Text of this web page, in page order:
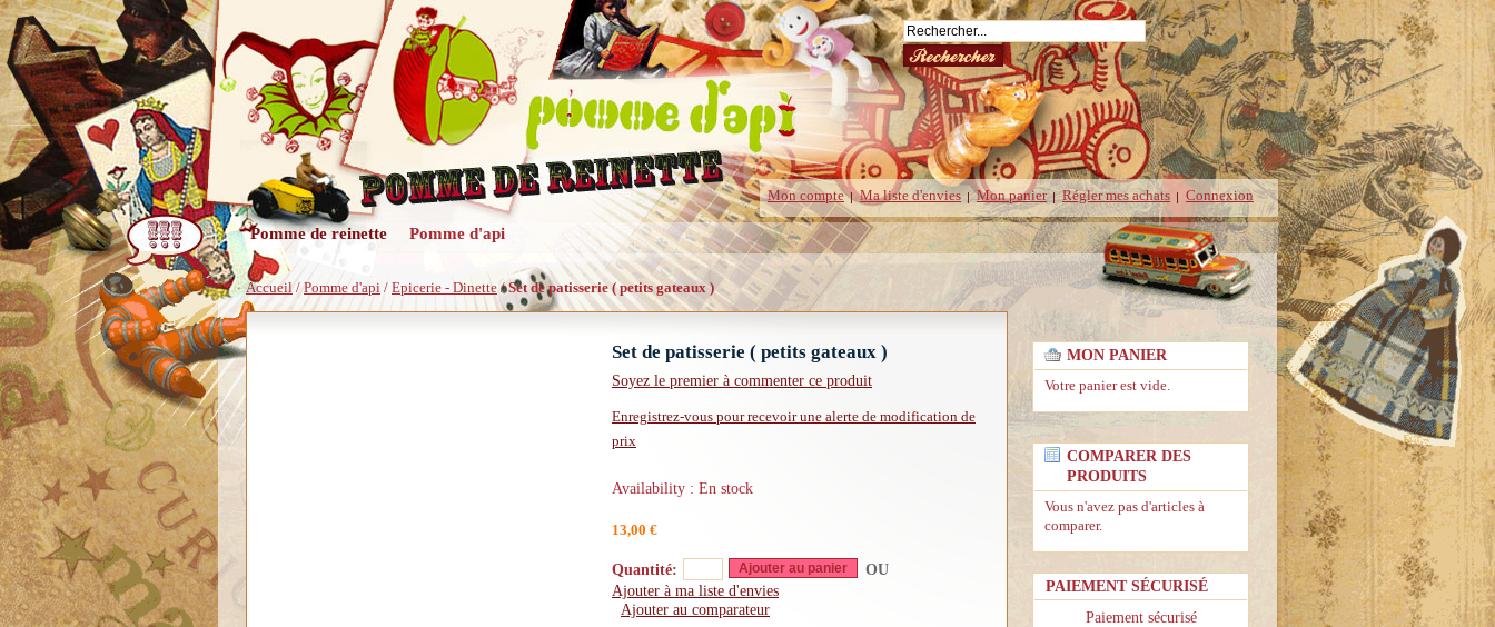
Mon compte Ma liste d'envies Mon panier Régler mes achats Connexion
Pomme de reinette Pomme d'api
Accueil /Pomme d'api / Epicerie - Dinette /Set de patisserie ( petits gateaux )
Set de patisserie ( petits gateaux )
Soyez le premier à commenter ce produit
Enregistrez-vous pour recevoir une alerte de modification de
prix
Availability : En stock
13,00 €
Quantité: Ajouter au panier
OU
Ajouter à ma liste d'envies
Ajouter au comparateur
MON PANIER
Votre panier est vide.
COMPARER DES
PRODUITS
Vous n'avez pas d'articles à
comparer.
PAIEMENT SÉCURISÉ
Paiement sécurisé